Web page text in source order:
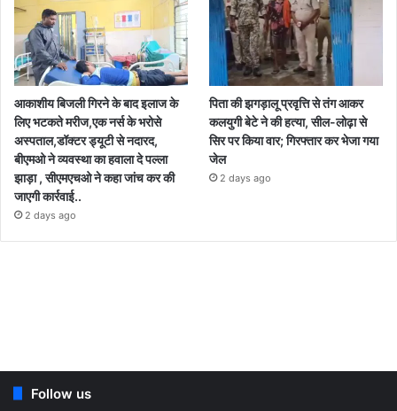
आकाशीय बिजली गिरने के बाद इलाज के
लिए भटकते मरीज,एक नर्स के भरोसे
अस्पताल,डॉक्टर ड्यूटी से नदारद,
बीएमओ ने व्यवस्था का हवाला दे पल्ला
झाड़ा , सीएमएचओ ने कहा जांच कर की
जाएगी कार्रवाई..
2 days ago
पिता की झगड़ालू प्रवृत्ति से तंग आकर
कलयुगी बेटे ने की हत्या, सील-लोढ़ा से
सिर पर किया वार; गिरफ्तार कर भेजा गया
जेल
2 days ago
Follow us